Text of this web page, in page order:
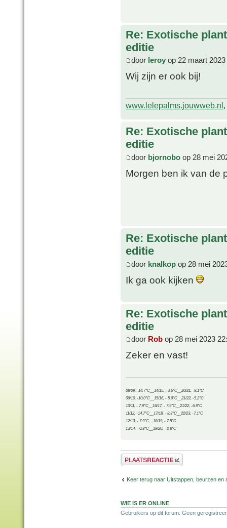
Re: Exotische
editie
door leroy op 22 maart
Wij zijn er ook bij!
www.lelepalms.jouwweb.nl
Re: Exotische
editie
door bjornobo op 28 mei
Morgen ben ik van de
Re: Exotische
editie
door knalkop op 28 mei
Ik ga ook kijken
Re: Exotische
editie
door Rob op 28 mei 2023
Zeker en vast!
08/09, -14.7°C__14/15, - 3.6°C__20/21, -9.1°C
09/10, -10.0°C__15/16, - 5.9°C__21/22, -5.2°C
10/11, - 7.9°C__16/17, - 7.9°C__21/22, -6.9°C
11/12, -14.7°C__17/18, - 8.3°C__22/23, -7.1°C
12/13, - 7.9°C__18/19, - 7.5°C
13/14, - 0.8°C__19/20, - 2.8°C
Plaats een reactie
Keer terug naar Uitstappen, beurzen en
WIE IS ER ONLINE
Gebruikers op dit forum: Geen